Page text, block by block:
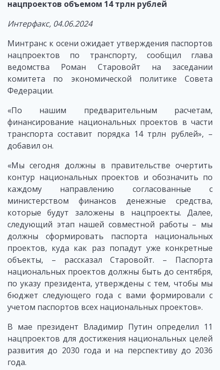
нацпроектов объемом 14 трлн рублей
Интерфакс, 04.06.2024
Минтранс к осени ожидает утверждения паспортов
нацпроектов по транспорту, сообщил глава
ведомства Роман Старовойт на заседании
комитета по экономической политике Совета
Федерации.
«По нашим предварительным расчетам,
финансирование национальных проектов в части
транспорта составит порядка 14 трлн рублей», –
добавил он.
«Мы сегодня должны в правительстве очертить
контур национальных проектов и обозначить по
каждому направлению согласованные с
министерством финансов денежные средства,
которые будут заложены в нацпроекты. Далее,
следующий этап нашей совместной работы – мы
должны сформировать паспорта национальных
проектов, куда как раз попадут уже конкретные
объекты, – рассказал Старовойт. – Паспорта
национальных проектов должны быть до сентября,
по указу президента, утверждены с тем, чтобы мы
бюджет следующего года с вами формировали с
учетом паспортов всех национальных проектов».
В мае президент Владимир Путин определил 11
нацпроектов для достижения национальных целей
развития до 2030 года и на перспективу до 2036
года.